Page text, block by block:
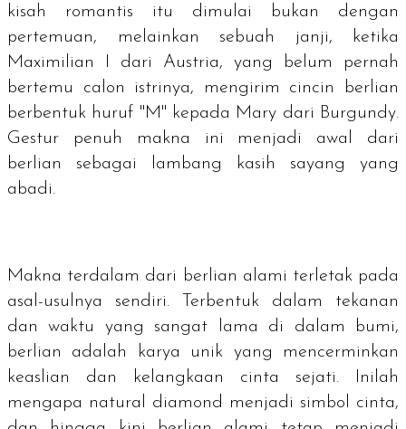
kisah romantis itu dimulai bukan dengan
pertemuan, melainkan sebuah janji, ketika
Maximilian I dari Austria, yang belum pernah
bertemu calon istrinya, mengirim cincin berlian
berbentuk huruf "M" kepada Mary dari Burgundy.
Gestur penuh makna ini menjadi awal dari
berlian sebagai lambang kasih sayang yang
abadi.
Makna terdalam dari berlian alami terletak pada
asal-usulnya sendiri. Terbentuk dalam tekanan
dan waktu yang sangat lama di dalam bumi,
berlian adalah karya unik yang mencerminkan
keaslian dan kelangkaan cinta sejati. Inilah
mengapa natural diamond menjadi simbol cinta,